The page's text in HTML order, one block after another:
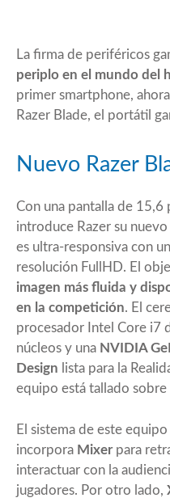
La firma de periféricos
periplo en el mundo del
primer smartphone,
Razer Blade, el portátil
Nuevo Razer
Con una pantalla de 15,6
introduce Razer su
es ultra-responsiva con
resolución FullHD. El
imagen más fluida y
en la competición. El
procesador Intel Core i7
núcleos y una NVIDIA
Design lista para la
equipo está tallado sobre
El sistema de este equipo
incorpora Mixerpara
interactuar con la
jugadores. Por otro lado,